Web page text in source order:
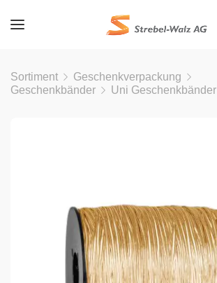
Sortiment
Geschenkverpackung
Geschenkbänder
Uni Geschenkbänder